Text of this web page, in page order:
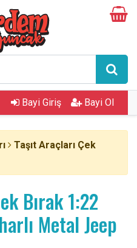
Bayi Giriş Bayi Ol
Taşıt Araçları Çek
Bırak 1:22
Metal Jeep